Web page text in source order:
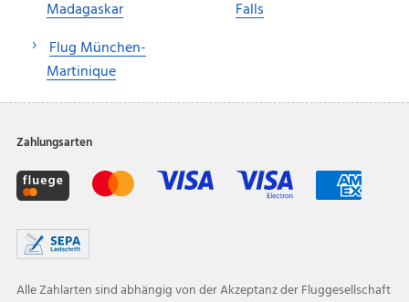
Madagaskar
Flug München-
Martinique
Falls